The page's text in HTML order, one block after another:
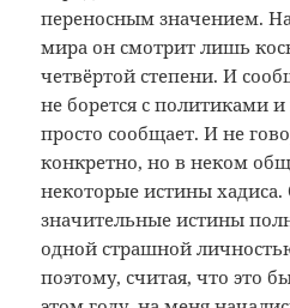
переносным значением. На
мира он смотрит лишь
четвёртой степени. И
не борется с политиками
просто сообщает. И не
конкретно, но в неком
некоторые истины хадиса.
значительные истины
одной страшной
поэтому, считая, что это